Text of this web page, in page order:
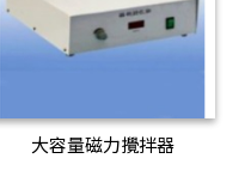
大容量磁力攪拌器